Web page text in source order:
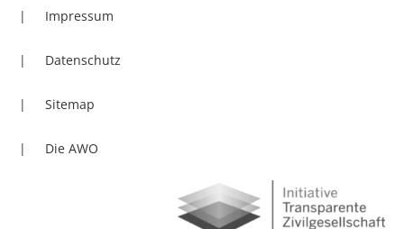
Impressum
Datenschutz
Sitemap
Die AWO